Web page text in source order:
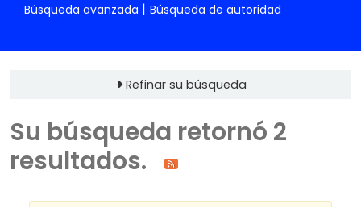
Búsqueda avanzada
Búsqueda de autoridad
Refinar su búsqueda
Su búsqueda retornó 2
resultados.